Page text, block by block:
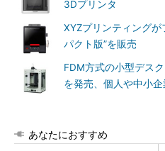
3Dプリンタ
XYZプリンティング
パクト版”を販売
FDM方式の小型デス
を発売、個人や中小企
あなたにおすすめ